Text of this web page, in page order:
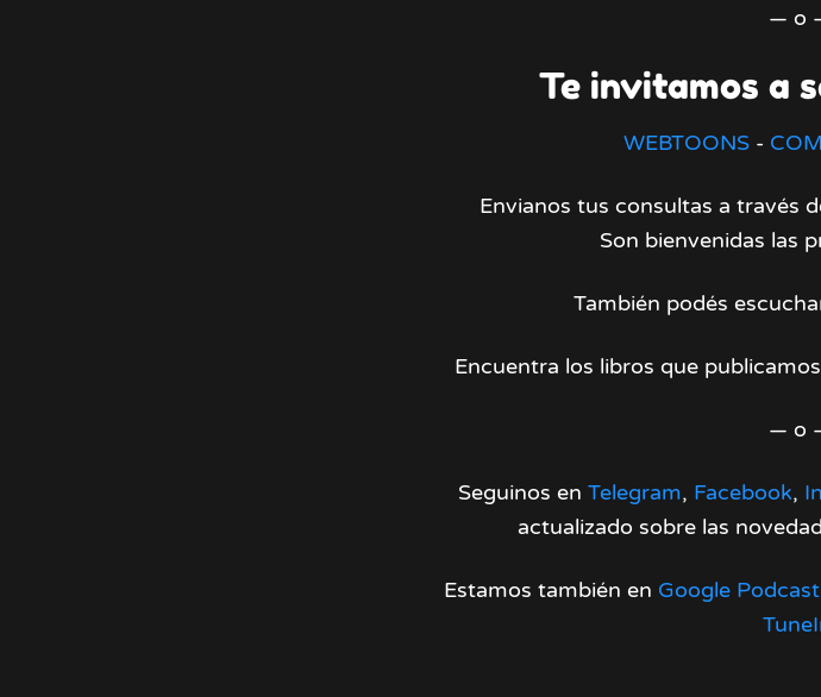
— o
Te invitamos a
WEBTOONS-
Envianos tus consultas a través
Son bienvenidas las
También podés
Encuentra los libros que
— o
Seguinos en Telegram, Facebook,
actualizado sobre las
Estamos también en Google Podcast